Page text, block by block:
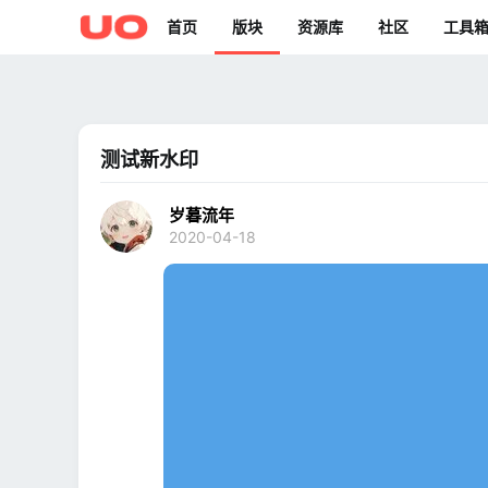
首页 版块 资源库 社区 工具箱
测试新水印
岁暮流年
2020-04-18